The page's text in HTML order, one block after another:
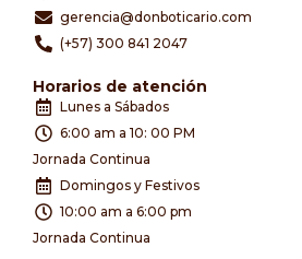
gerencia@donboticario.com
(+57) 300 841 2047
Horarios de atención
Lunes a Sábados
6:00 am a 10: 00 PM
Jornada Continua
Domingos y Festivos
10:00 am a 6:00 pm
Jornada Continua